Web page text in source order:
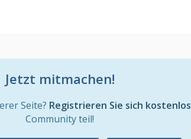
Jetzt mitmachen!
Seite? Registrieren Sie sich kostenlos
Community teil!